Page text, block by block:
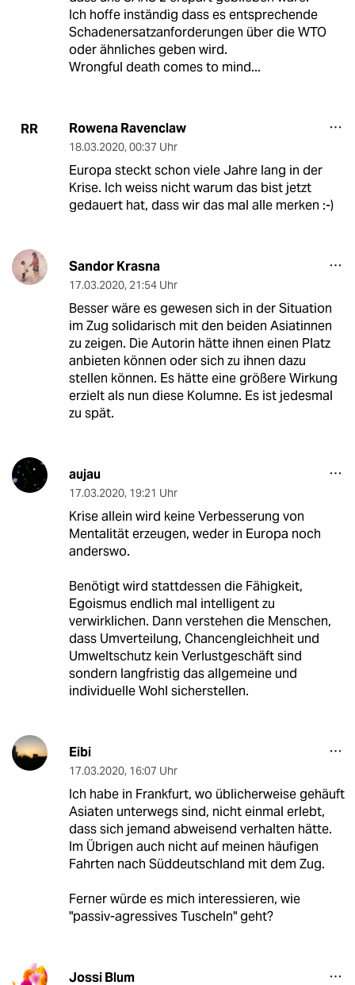
Ich hoffe inständig dass es entsprechende
Schadenersatzanforderungen über die WTO
oder ähnliches geben wird.
Wrongful death comes to mind...
RR Rowena Ravenclaw
18.03.2020, 00:37 Uhr
Europa steckt schon viele Jahre lang in der
Krise. Ich weiss nicht warum das bist jetzt
gedauert hat, dass wir das mal alle merken :-)
Sandor Krasna
17.03.2020, 21:54 Uhr
Besser wäre es gewesen sich in der Situation
im Zug solidarisch mit den beiden Asiatinnen
zu zeigen. Die Autorin hätte ihnen einen Platz
anbieten können oder sich zu ihnen dazu
stellen können. Es hätte eine größere Wirkung
erzielt als nun diese Kolumne. Es ist jedesmal
zu spät.
aujau
17.03.2020, 19:21 Uhr
Krise allein wird keine Verbesserung von
Mentalität erzeugen, weder in Europa noch
anderswo.
Benötigt wird stattdessen die Fähigkeit,
Egoismus endlich mal intelligent zu
verwirklichen. Dann verstehen die Menschen,
dass Umverteilung, Chancengleichheit und
Umweltschutz kein Verlustgeschäft sind
sondern langfristig das allgemeine und
individuelle Wohl sicherstellen.
Eibi
17.03.2020, 16:07 Uhr
Ich habe in Frankfurt, wo üblicherweise gehäuft
Asiaten unterwegs sind, nicht einmal erlebt,
dass sich jemand abweisend verhalten hätte.
Im Übrigen auch nicht auf meinen häufigen
Fahrten nach Süddeutschland mit dem Zug.
Ferner würde es mich interessieren, wie
"passiv-agressives Tuscheln" geht?
Jossi Blum